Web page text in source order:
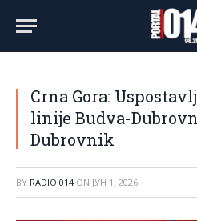
Crna Gora:
linije Budva-
Dubrovnik
BY RADIO 014 ON ЈУН 1, 2026